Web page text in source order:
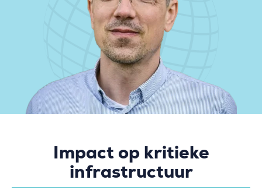
Impact op kritieke
infrastructuur